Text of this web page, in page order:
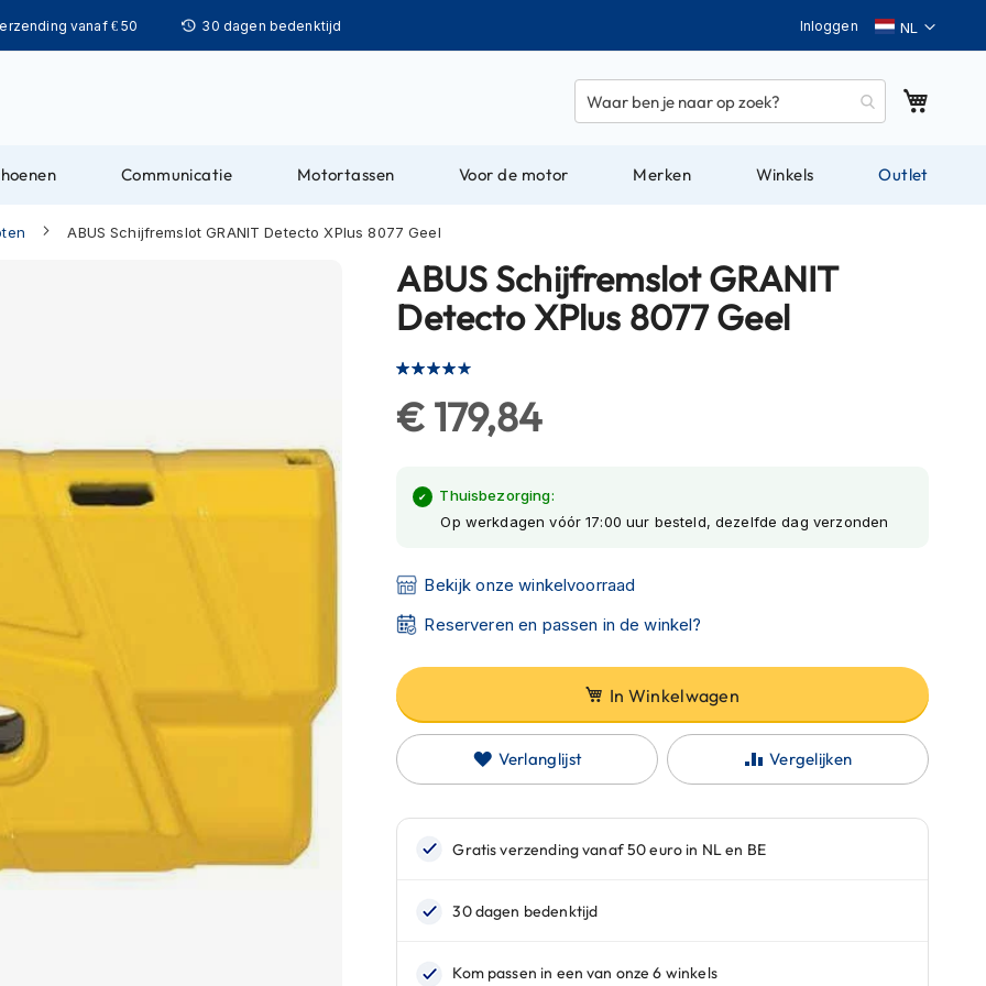
vanaf € 50 30 dagen bedenktijd Taal
Inloggen
Communicatie Motortassen Voor de motor Merken Winkels Outlet
ABUS Schijfremslot GRANIT Detecto XPlus 8077 Geel
ABUS Schijfremslot GRANIT
Detecto XPlus 8077 Geel
Waardering:
€ 179,84
Thuisbezorging:
Op werkdagen vóór 17:00 uur besteld, dezelfde dag verzonden
Bekijk onze winkelvoorraad
Reserveren en passen in de winkel?
In Winkelwagen
Verlanglijst Vergelijken